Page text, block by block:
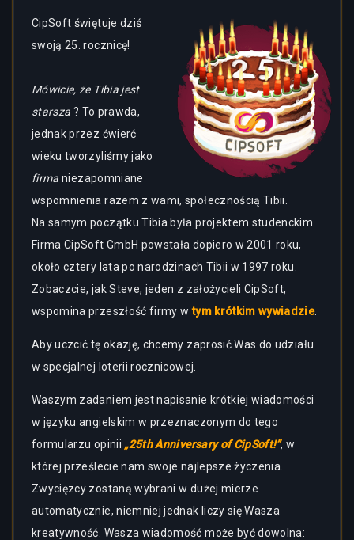
CipSoft świętuje dziś
swoją 25. rocznicę!
Mówicie, że Tibia jest
starsza ? To prawda,
jednak przez ćwierć
wieku tworzyliśmy jako
firma niezapomniane
wspomnienia razem z wami, społecznością Tibii.
Na samym początku Tibia była projektem studenckim.
Firma CipSoft GmbH powstała dopiero w 2001 roku,
około cztery lata po narodzinach Tibii w 1997 roku.
Zobaczcie, jak Steve, jeden z założycieli CipSoft,
wspomina przeszłość firmy wtym krótkim wywiadzie.
Aby uczcić tę okazję, chcemy zaprosić Was do udziału
w specjalnej loterii rocznicowej.
Waszym zadaniem jest napisanie krótkiej wiadomości
w języku angielskim w przeznaczonym do tego
formularzu opinii „25th Anniversary of CipSoft!”, w
której prześlecie nam swoje najlepsze życzenia.
Zwycięzcy zostaną wybrani w dużej mierze
automatycznie, niemniej jednak liczy się Wasza
kreatywność. Wasza wiadomość może być dowolna: